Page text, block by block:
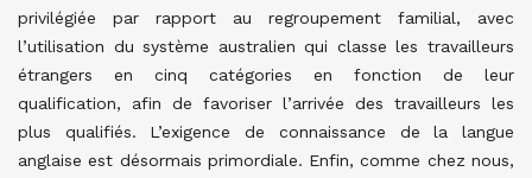
privilégiée par rapport au regroupement familial, avec
l’utilisation du système australien qui classe les travailleurs
étrangers en cinq catégories en fonction de leur
qualification, afin de favoriser l’arrivée des travailleurs les
plus qualifiés. L’exigence de connaissance de la langue
anglaise est désormais primordiale. Enfin, comme chez nous,